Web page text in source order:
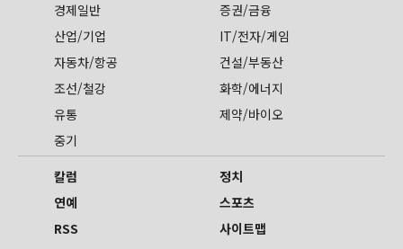
경제일반
증권/금융
산업/기업
IT/전자/게임
자동차/항공
건설/부동산
조선/철강
화학/에너지
유통
제약/바이오
중기
칼럼
정치
연예
스포츠
RSS
사이트맵